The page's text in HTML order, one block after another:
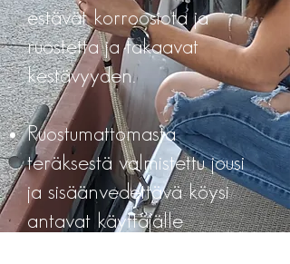
estävät korroosiota ja
ruostetta ja takaavat
kestävyyden.
Ruostumattomasta
teräksestä valmistettu jousi
ja sisäänvedettävä köysi
antavat käyttäjälle